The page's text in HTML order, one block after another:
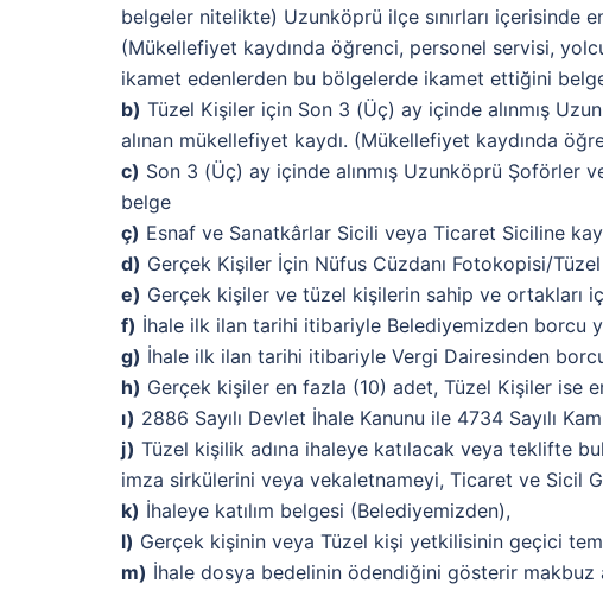
belgeler nitelikte) Uzunköprü ilçe sınırları içerisinde
(Mükellefiyet kaydında öğrenci, personel servisi,
ikamet edenlerden bu bölgelerde ikamet ettiğini
b) Tüzel Kişiler için Son 3 (Üç) ay içinde alınmış
alınan mükellefiyet kaydı. (Mükellefiyet kaydında
c) Son 3 (Üç) ay içinde alınmış Uzunköprü Şoförler
belge
ç) Esnaf ve Sanatkârlar Sicili veya Ticaret Siciline
d) Gerçek Kişiler İçin Nüfus Cüzdanı Fotokopisi/
e) Gerçek kişiler ve tüzel kişilerin sahip ve ortakları
f) İhale ilk ilan tarihi itibariyle Belediyemizden borcu
g) İhale ilk ilan tarihi itibariyle Vergi Dairesinden
h) Gerçek kişiler en fazla (10) adet, Tüzel Kişiler
ı) 2886 Sayılı Devlet İhale Kanunu ile 4734 Sayılı
j) Tüzel kişilik adına ihaleye katılacak veya teklifte
imza sirkülerini veya vekaletnameyi, Ticaret ve Sicil
k) İhaleye katılım belgesi (Belediyemizden),
l) Gerçek kişinin veya Tüzel kişi yetkilisinin geçici
m) İhale dosya bedelinin ödendiğini gösterir makbuz